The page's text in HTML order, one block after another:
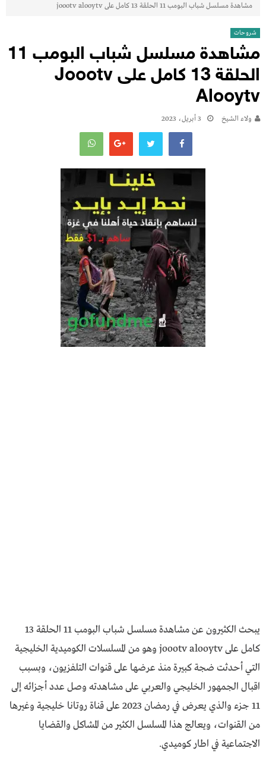
مشاهدة مسلسل شباب البومب 11 الحلقة 13 كامل على joootv alooytv
شروحات
مشاهدة مسلسل شباب البومب 11
الحلقة 13 كامل على Joootv
Alooytv
ولاء الشيخ 3 أبريل، 2023
يبحث الكثيرون عن مشاهدة مسلسل شباب البومب 11 الحلقة 13
كامل على joootv alooytv وهو من المسلسلات الكوميدية الخليجية
التي أحدثت ضجة كبيرة منذ عرضها على قنوات التلفزيون، وبسبب
اقبال الجمهور الخليجي والعربي على مشاهدته وصل عدد أجزائه إلى
11 جزء والذي يعرض في رمضان 2023 على قناة روتانا خليجية وغيرها
من القنوات، ويعالج هذا المسلسل الكثير من المشاكل والقضايا
الاجتماعية في اطار كوميدي.